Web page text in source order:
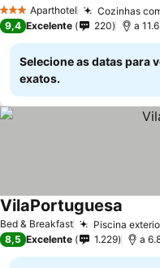
3 EstrelasAparthotel Cozinhas
9,4 Excelente 220 a
Selecione as datas para
exatos.
Bed & Breakfast Piscina
VilaPortuguesa
8,5 Excelente 1.229 a